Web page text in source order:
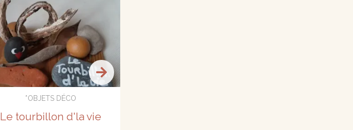
*OBJETS DÉCO
Le tourbillon d'la vie